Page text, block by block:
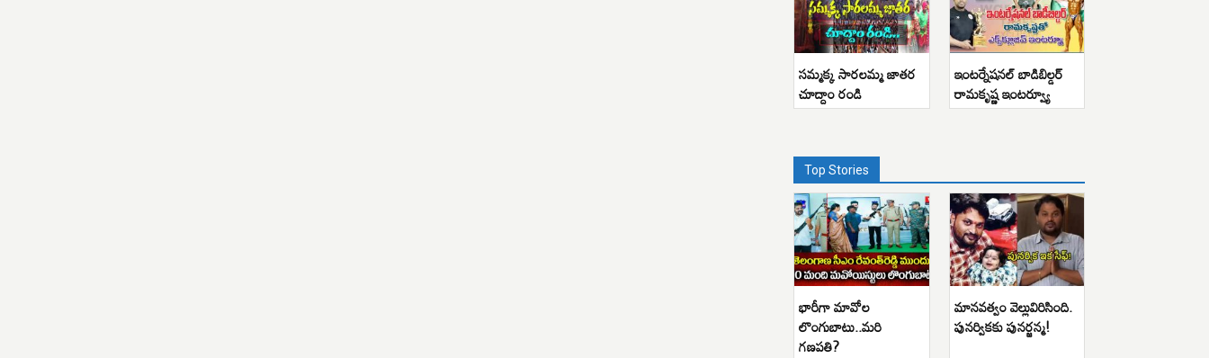
సమ్మక్క సారలమ్మ జాతర
చూద్దాం రండి
ఇంటర్నేషనల్ బాడిబిల్డర్
రామకృష్ణ ఇంటర్వ్యూ
Top Stories
భారీగా మావోల
లొంగుబాటు..మరి
గణపతి?
మానవత్వం వెల్లువిరిసింది.
పునర్వికకు పునర్జన్మ!